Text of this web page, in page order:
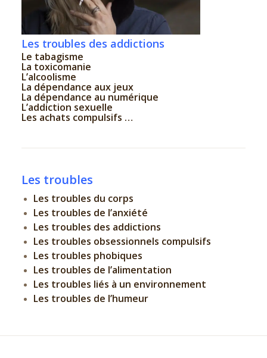
Les troubles des addictions
Le tabagisme
La toxicomanie
L’alcoolisme
La dépendance aux jeux
La dépendance au numérique
L’addiction sexuelle
Les achats compulsifs …
Les troubles
Les troubles du corps
Les troubles de l’anxiété
Les troubles des addictions
Les troubles obsessionnels compulsifs
Les troubles phobiques
Les troubles de l’alimentation
Les troubles liés à un environnement
Les troubles de l’humeur